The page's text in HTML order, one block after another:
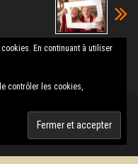
Les tutos de
Thème :Envo Magazine
En continuant à utiliser
contrôler les cookies,